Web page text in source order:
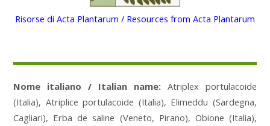
Risorse di Acta Plantarum / Resources from Acta Plantarum
Nome italiano / Italian name: Atriplex portulacoide
(Italia), Atriplice portulacoide (Italia), Elimeddu (Sardegna,
Cagliari), Erba de saline (Veneto, Pirano), Obione (Italia),